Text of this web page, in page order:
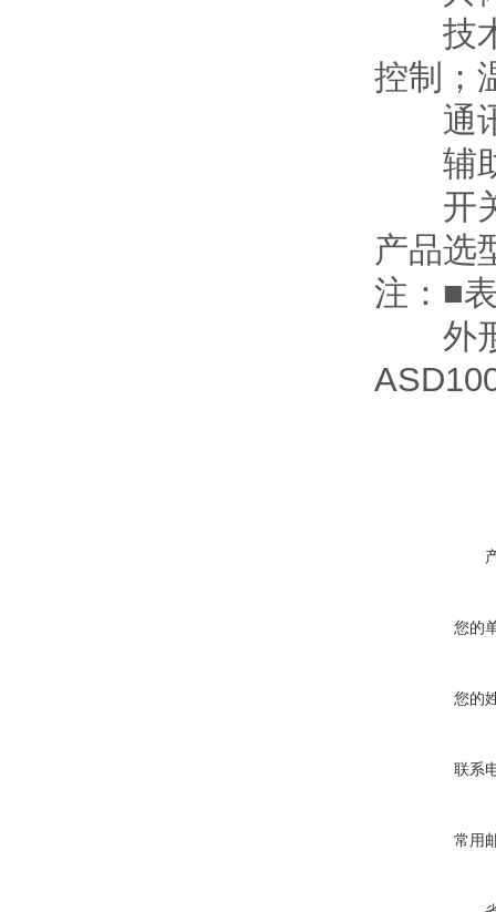
技术
控制；
通讯
辅助
开
产品选
注：■
外形
您的
您的
联系
常用